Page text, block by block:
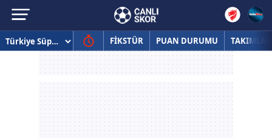
FİKSTÜR PUAN DURUMU TAKIMLAR